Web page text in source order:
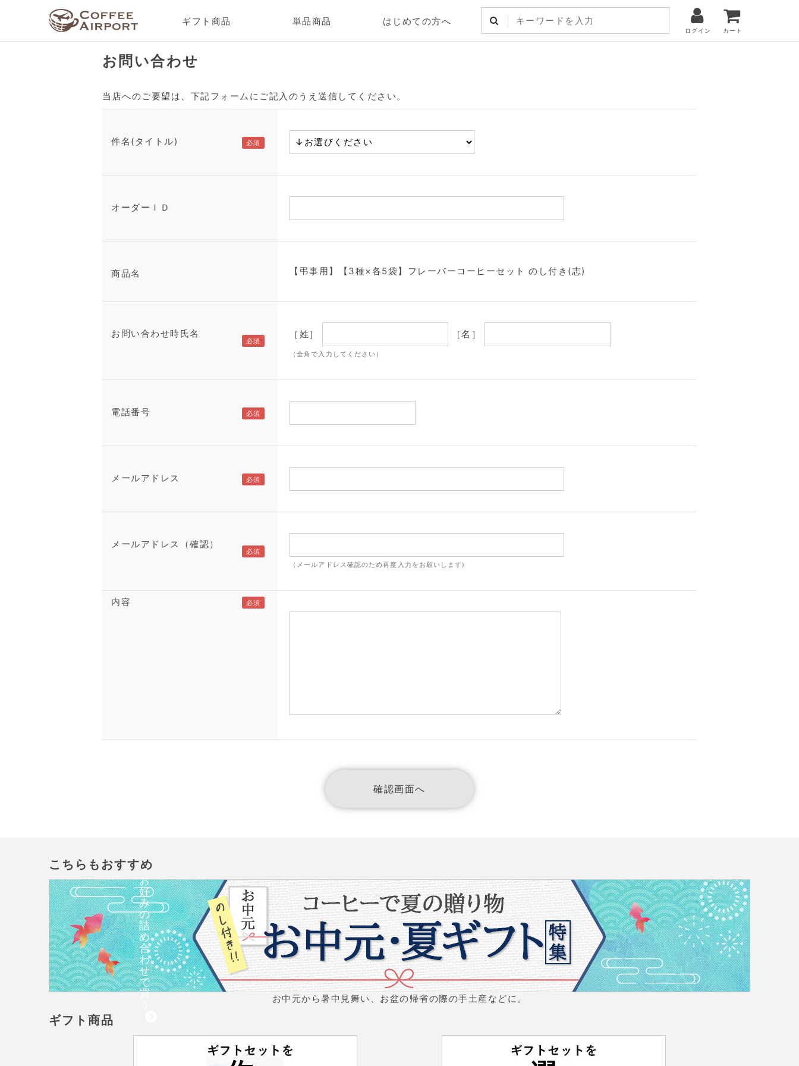
ギフト商品 単品商品 はじめての方へ
ログイン カート
お問い合わせ
当店へのご要望は、下記フォームにご記入のうえ送信してください。
件名(タイトル)
オーダーＩＤ
商品名 【弔事用】【3種×各5袋】フレーバーコーヒーセット のし付き(志)
お問い合わせ時氏名 ［姓］ ［名］
（全角で入力してください）
電話番号
メールアドレス
メールアドレス（確認）
（メールアドレス確認のため再度入力をお願いします)
内容
こちらもおすすめ
お中元から暑中見舞い、お盆の帰省の際の手土産などに。
ギフト商品
お
好
み
の
詰
め
合
わ
せ
で
買